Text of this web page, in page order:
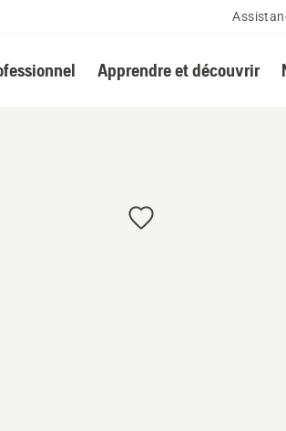
Apprendre et découvrir